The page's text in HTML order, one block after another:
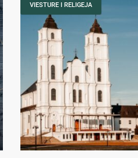
VIESTURE I RELIGEJA